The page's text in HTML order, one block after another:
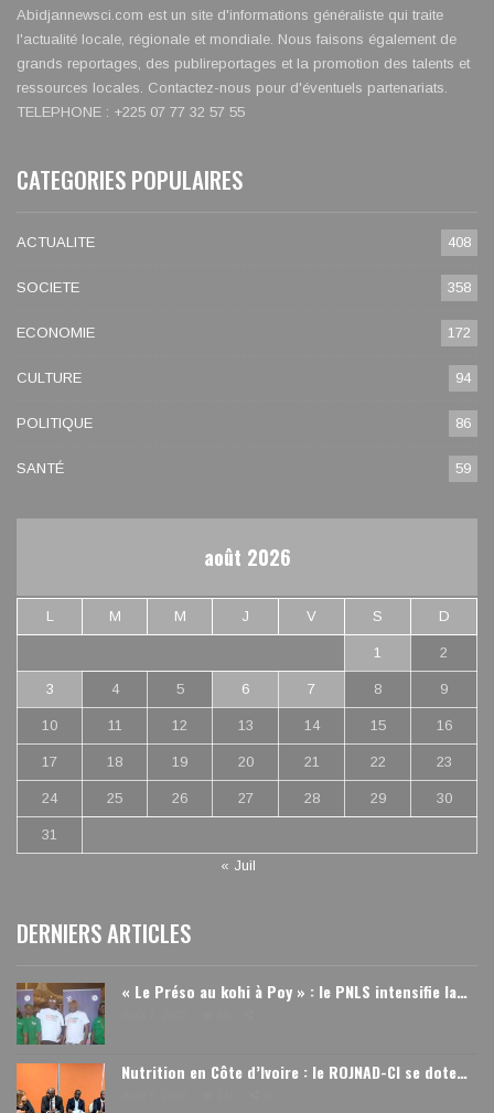
Abidjannewsci.com est un site d'informations généraliste qui traite
l'actualité locale, régionale et mondiale. Nous faisons également de
grands reportages, des publireportages et la promotion des talents et
ressources locales. Contactez-nous pour d'éventuels partenariats.
TELEPHONE : +225 07 77 32 57 55
CATEGORIES POPULAIRES
ACTUALITE 408
SOCIETE 358
ECONOMIE 172
CULTURE 94
POLITIQUE 86
SANTÉ 59
août 2026
L M M J V S D
1 2
3 4 5 6 7 8 9
10 11 12 13 14 15 16
17 18 19 20 21 22 23
24 25 26 27 28 29 30
31
« Juil
DERNIERS ARTICLES
« Le Préso au kohi à Poy » : le PNLS intensifie la…
Nutrition en Côte d’Ivoire : le ROJNAD-CI se dote…